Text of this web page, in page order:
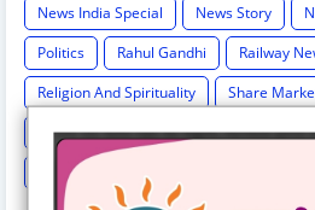
News India Special
News Story
Politics
Rahul Gandhi Railway
Religion And Spirituality
Share
sonia Gandhi
Sports Supreme
Train Cancel